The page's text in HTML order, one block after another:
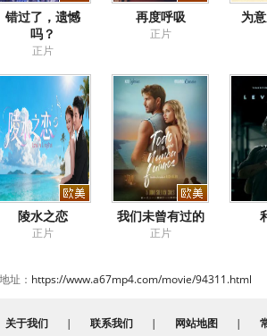
错过了，遗憾
吗？
正片
再度呼吸
正片
为
陵水之恋
正片
我们未曾有过的
正片
址： https://www.a67mp4.com/movie/94311.html
关于我们 | 联系我们 | 网站地图 |